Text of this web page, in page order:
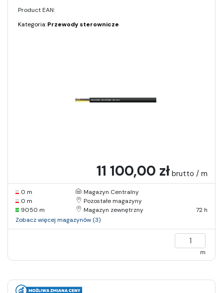
Product EAN:
Kategoria:Przewody sterownicze
11 100,00 zł brutto / m
0 m
Magazyn Centralny
0 m
Pozostałe magazyny
9050 m
Magazyn zewnętrzny
72 h
Zobacz więcej magazynów (3)
m